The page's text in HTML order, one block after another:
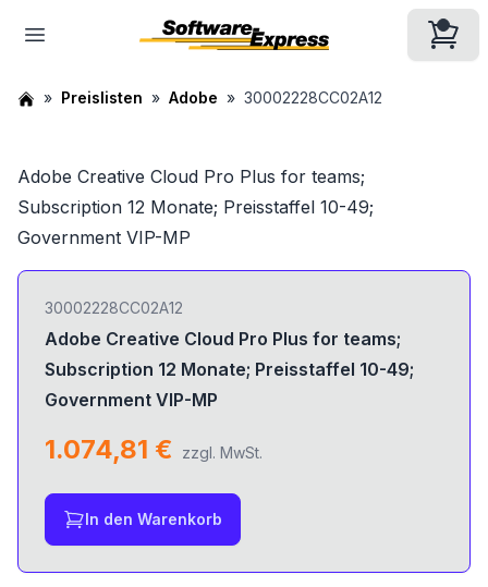
Preislisten Adobe 30002228CC02A12
Adobe Creative Cloud Pro Plus for teams;
Subscription 12 Monate; Preisstaffel 10-49;
Government VIP-MP
30002228CC02A12
Adobe Creative Cloud Pro Plus for teams;
Subscription 12 Monate; Preisstaffel 10-49;
Government VIP-MP
1.074,81 € zzgl. MwSt.
In den Warenkorb